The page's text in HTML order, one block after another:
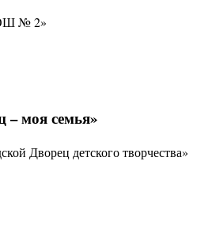
№ 2»
моя семья»
Дворец детского творчества»